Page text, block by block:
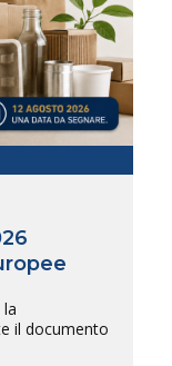
il documento